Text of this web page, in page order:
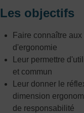
Les objectifs
Faire connaître
d'ergonomie
Leur permettre
et commun
Leur donner le
dimension
de responsabilité